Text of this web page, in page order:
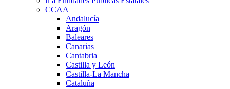
CCAA
Andalucía
Aragón
Baleares
Canarias
Cantabria
Castilla y León
Castilla-La Mancha
Cataluña